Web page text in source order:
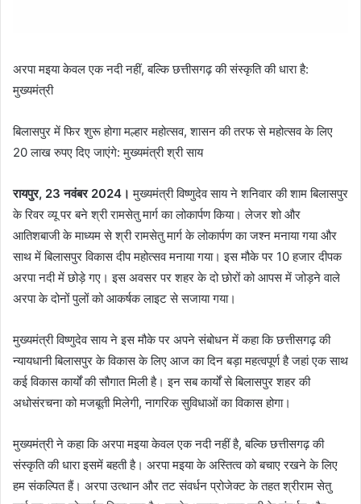
अरपा मइया केवल एक नदी नहीं, बल्कि छत्तीसगढ़ की संस्कृति की धारा है:
मुख्यमंत्री
बिलासपुर में फिर शुरू होगा मल्हार महोत्सव, शासन की तरफ से महोत्सव के लिए
20 लाख रुपए दिए जाएंगे: मुख्यमंत्री श्री साय
रायपुर, 23 नवंबर 2024। मुख्यमंत्री विष्णुदेव साय ने शनिवार की शाम बिलासपुर
के रिवर व्यू पर बने श्री रामसेतु मार्ग का लोकार्पण किया। लेजर शो और
आतिशबाजी के माध्यम से श्री रामसेतु मार्ग के लोकार्पण का जश्न मनाया गया और
साथ में बिलासपुर विकास दीप महोत्सव मनाया गया। इस मौके पर 10 हजार दीपक
अरपा नदी में छोड़े गए। इस अवसर पर शहर के दो छोरों को आपस में जोड़ने वाले
अरपा के दोनों पुलों को आकर्षक लाइट से सजाया गया।
मुख्यमंत्री विष्णुदेव साय ने इस मौके पर अपने संबोधन में कहा कि छत्तीसगढ़ की
न्यायधानी बिलासपुर के विकास के लिए आज का दिन बड़ा महत्वपूर्ण है जहां एक साथ
कई विकास कार्यों की सौगात मिली है। इन सब कार्यों से बिलासपुर शहर की
अधोसंरचना को मजबूती मिलेगी, नागरिक सुविधाओं का विकास होगा।
मुख्यमंत्री ने कहा कि अरपा मइया केवल एक नदी नहीं है, बल्कि छत्तीसगढ़ की
संस्कृति की धारा इसमें बहती है। अरपा मइया के अस्तित्व को बचाए रखने के लिए
हम संकल्पित हैं। अरपा उत्थान और तट संवर्धन प्रोजेक्ट के तहत श्रीराम सेतु